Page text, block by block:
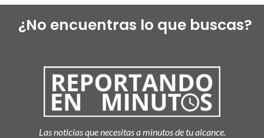
¿No encuentras lo que buscas?
Las noticias que necesitas a minutos de tu alcance.